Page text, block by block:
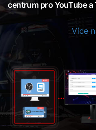
centrum pro YouTube a
Více